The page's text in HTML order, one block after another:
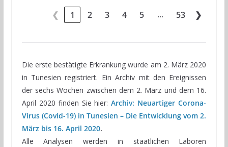
❮ 1 2 3 4 5 … 53 ❯
Die erste bestätigte Erkrankung wurde am 2. März 2020
in Tunesien registriert. Ein Archiv mit den Ereignissen
der sechs Wochen zwischen dem 2. März und dem 16.
April 2020 finden Sie hier:Archiv: Neuartiger Corona-
Virus (Covid-19) in Tunesien – Die Entwicklung vom 2.
März bis 16. April 2020.
Alle Analysen werden in staatlichen Laboren